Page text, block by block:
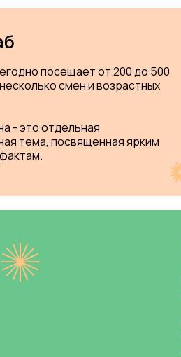
посещает от 200 до 500
смен и возрастных
- это отдельная
тема, посвященная ярким